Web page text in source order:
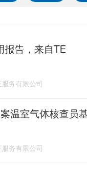
报告，来自TE
务有限公司
温室气体核查员
务有限公司